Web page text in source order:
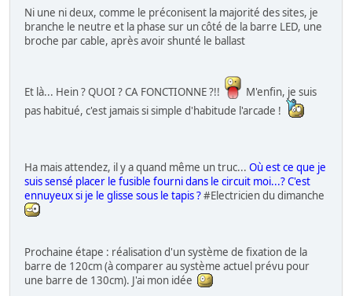
Ni une ni deux, comme le préconisent la majorité des sites, je
branche le neutre et la phase sur un côté de la barre LED, une
broche par cable, après avoir shunté le ballast
Et là... Hein ? QUOI ? CA FONCTIONNE ?!!
M'enfin, je suis
pas habitué, c'est jamais si simple d'habitude l'arcade !
Ha mais attendez, il y a quand même un truc... Où est ce que je
suis sensé placer le fusible fourni dans le circuit moi...? C'est
ennuyeux si je le glisse sous le tapis ?#Electricien du dimanche
Prochaine étape : réalisation d'un système de fixation de la
barre de 120cm (à comparer au système actuel prévu pour
une barre de 130cm). J'ai mon idée